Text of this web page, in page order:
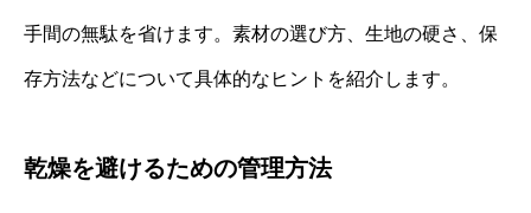
手間の無駄を省けます。素材の選び方、生地の硬さ、保
存方法などについて具体的なヒントを紹介します。
乾燥を避けるための管理方法